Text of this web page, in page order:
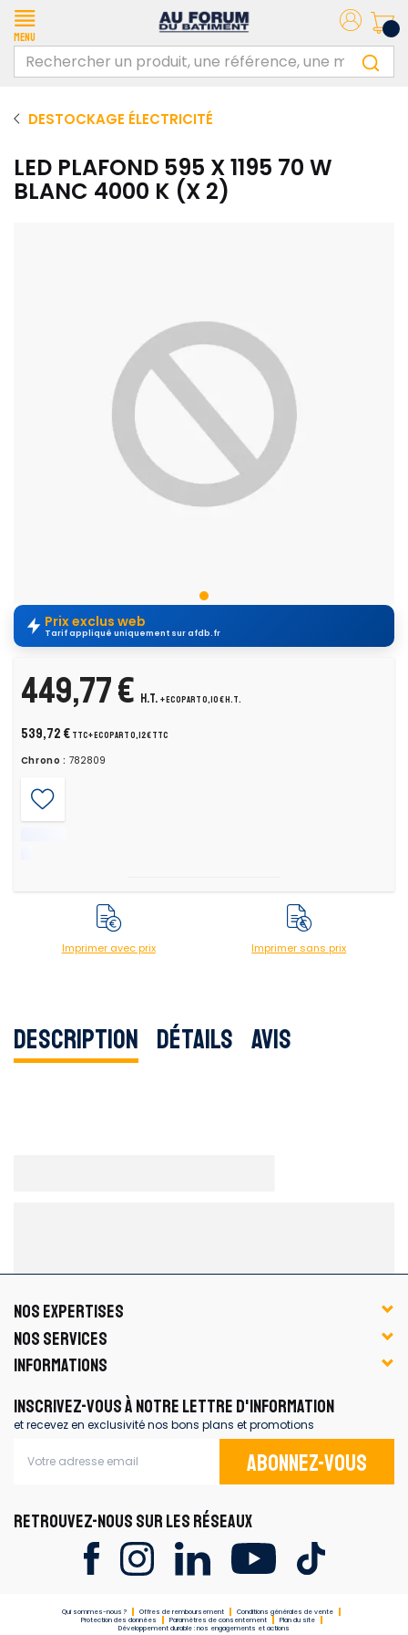
Menu
DESTOCKAGE ÉLECTRICITÉ
LED PLAFOND 595 X 1195 70 W
BLANC 4000 K (X 2)
Prix exclus web
Tarif appliqué uniquement sur afdb.fr
449,77 € H.T. + ecopart 0,10 € H.T.
539,72 € TTC+ ecopart 0,12 € TTC
Chrono : 782809
Imprimer avec prix Imprimer sans prix
Description Détails Avis
NOS EXPERTISES
NOS SERVICES
INFORMATIONS
INSCRIVEZ-VOUS À NOTRE LETTRE D'INFORMATION
et recevez en exclusivité nos bons plans et promotions
Abonnez-vous
RETROUVEZ-NOUS SUR LES RÉSEAUX
Qui sommes-nous ? Offres de remboursement
Conditions générales de vente
Protection des données
Paramètres de consentement
Plan du site
Développement durable : nos engagements et actions